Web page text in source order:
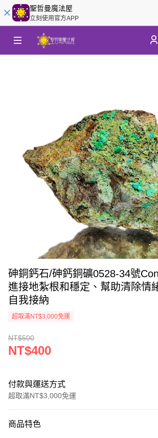
聖哲曼魔法屋
立刻使用官方APP
砷銅鈣石/砷鈣銅礦0528-34號
進接地紮根和穩定、幫助清除情
自我接納
超取滿NT$3,000免運
NT$500
NT$400
付款與運送方式
超取滿NT$3,000免運
信用卡一次付款
商品特色